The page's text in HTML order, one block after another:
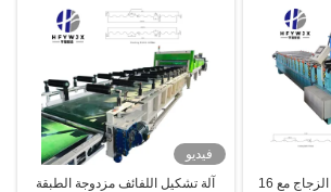
آلة تشكيل أسطوانات الزجاج مع 16
فيديو
آلة تشكيل اللفائف مزدوجة الطبقة